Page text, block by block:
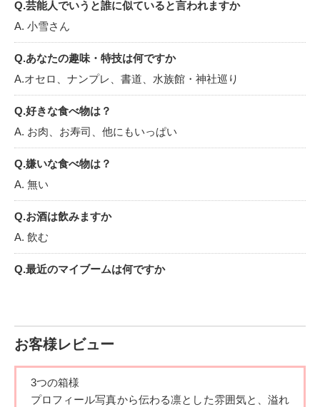
Q.芸能人でいうと誰に似ていると言われますか
A. 小雪さん
Q.あなたの趣味・特技は何ですか
A.オセロ、ナンプレ、書道、水族館・神社巡り
Q.好きな食べ物は？
A. お肉、お寿司、他にもいっぱい
Q.嫌いな食べ物は？
A. 無い
Q.お酒は飲みますか
A. 飲む
Q.最近のマイブームは何ですか
A. お買い物、資格の勉強、お昼寝、片付け
Q.好きな漫画・本・雑誌は何ですか
A. チェンソーマン
お客様レビュー
3つの箱様
プロフィール写真から伝わる凛とした雰囲気と、溢れ